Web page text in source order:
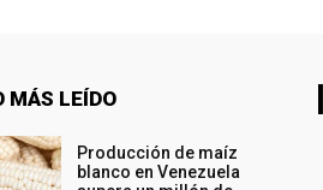
MÁS LEÍDO
Producción de maíz
blanco en Venezuela